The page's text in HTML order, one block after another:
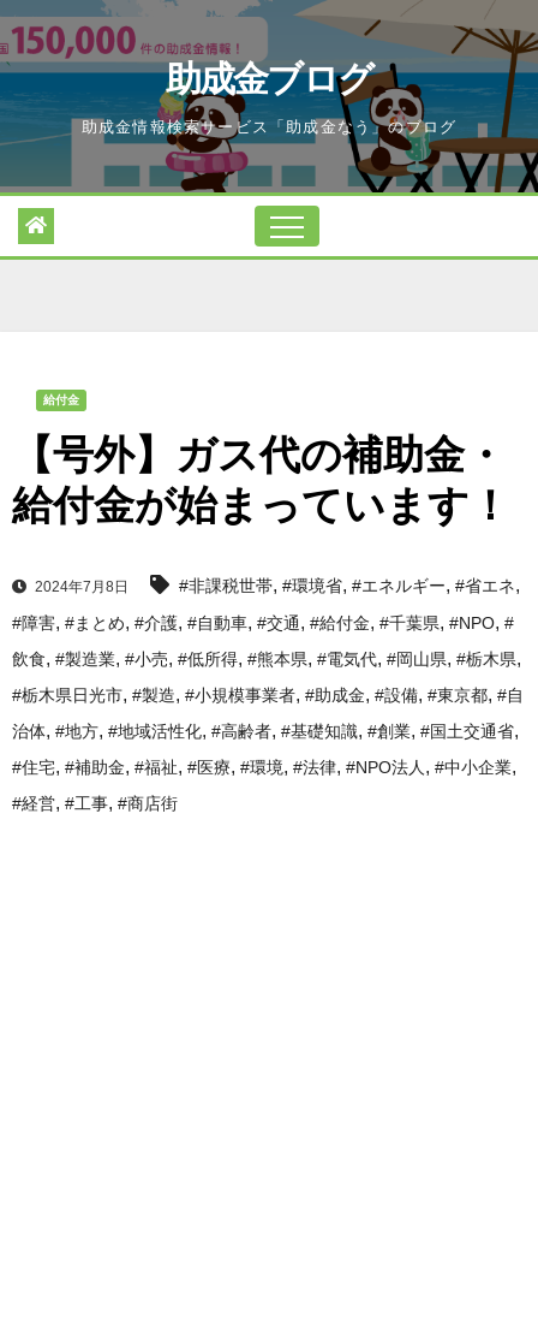
Skip
to
content
助成金ブログ
助成金情報検索サービス「助成金なう」のブログ
給付金
【号外】ガス代の補助金・
給付金が始まっています！
2024年7月8日 #非課税世帯, #環境省, #エネルギー, #省エネ,
#障害, #まとめ, #介護, #自動車, #交通, #給付金, #千葉県, #NPO, #
飲食, #製造業, #小売, #低所得, #熊本県, #電気代, #岡山県, #栃木県,
#栃木県日光市, #製造, #小規模事業者, #助成金, #設備, #東京都, #自
治体, #地方, #地域活性化, #高齢者, #基礎知識, #創業, #国土交通省,
#住宅, #補助金, #福祉, #医療, #環境, #法律, #NPO法人, #中小企業,
#経営, #工事, #商店街